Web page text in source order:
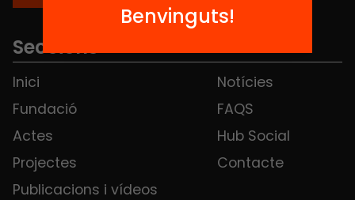
Seccions
Inici
Fundació
Actes
Projectes
Publicacions i vídeos
Notícies
FAQS
Hub Social
Contacte
Benvinguts!